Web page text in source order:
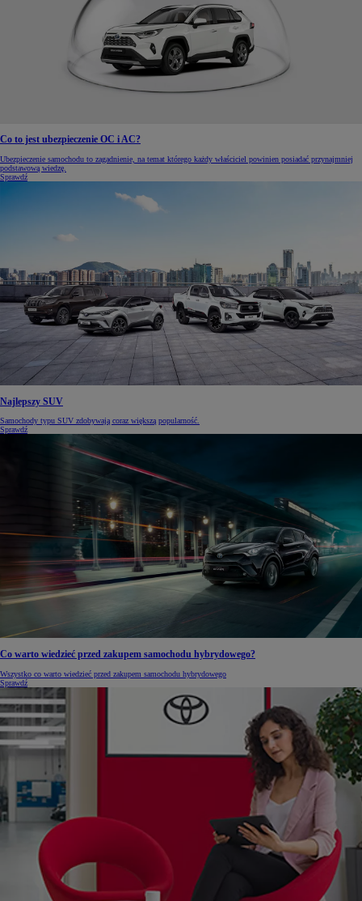
Co to jest ubezpieczenie OC i AC?
Ubezpieczenie samochodu to zagadnienie, na temat którego każdy właściciel powinien posiadać przynajmniej
podstawową wiedzę.
Sprawdź
Najlepszy SUV
Samochody typu SUV zdobywają coraz większą popularność.
Sprawdź
Co warto wiedzieć przed zakupem samochodu hybrydowego?
Wszystko co warto wiedzieć przed zakupem samochodu hybrydowego
Sprawdź